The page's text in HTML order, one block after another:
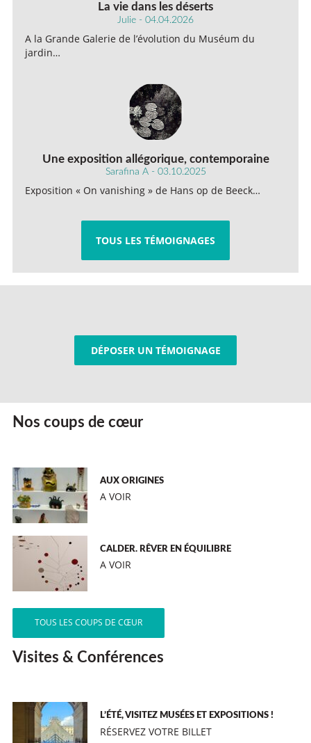
La vie dans les déserts
Julie - 04.04.2026
A la Grande Galerie de l’évolution du Muséum du
jardin…
Une exposition allégorique, contemporaine
Sarafina A - 03.10.2025
Exposition « On vanishing » de Hans op de Beeck…
TOUS LES TÉMOIGNAGES
DÉPOSER UN TÉMOIGNAGE
Nos coups de cœur
AUX ORIGINES
A VOIR
CALDER. RÊVER EN ÉQUILIBRE
A VOIR
TOUS LES COUPS DE CŒUR
Visites & Conférences
L’ÉTÉ, VISITEZ MUSÉES ET EXPOSITIONS !
RÉSERVEZ VOTRE BILLET